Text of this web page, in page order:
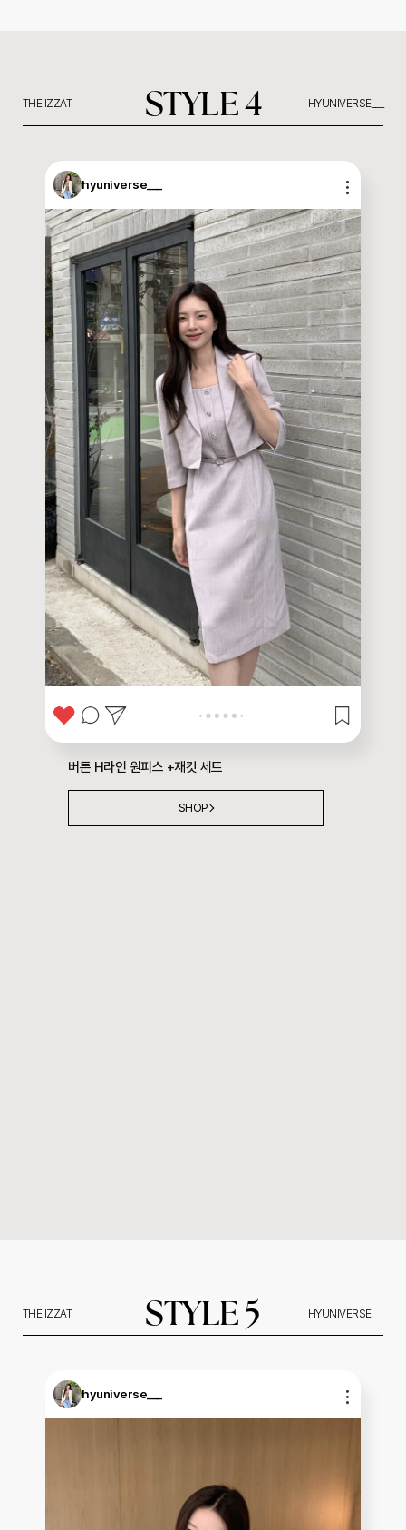
STYLE 4
THE IZZAT HYUNIVERSE___
hyuniverse___
버튼 H라인 원피스 +재킷 세트
SHOP
STYLE 5
THE IZZAT HYUNIVERSE___
hyuniverse___